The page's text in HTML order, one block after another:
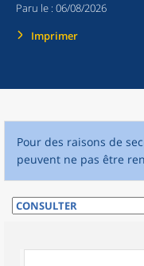
Paru le : 06/08/2026
Imprimer
Pour des raisons de
peuvent ne pas être